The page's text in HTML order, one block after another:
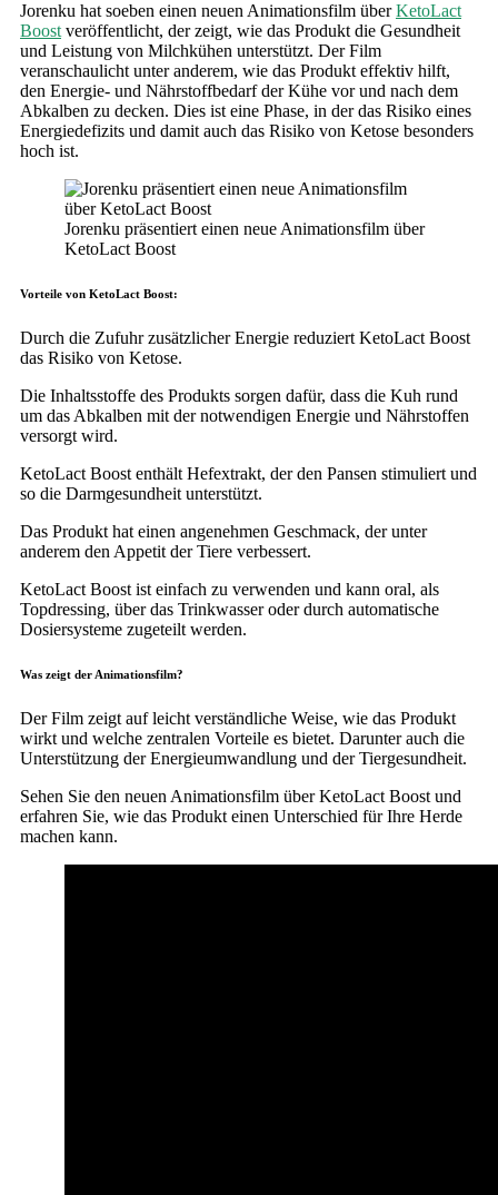
Jorenku hat soeben einen neuen Animationsfilm überKetoLact
Boost veröffentlicht, der zeigt, wie das Produkt die Gesundheit
und Leistung von Milchkühen unterstützt. Der Film
veranschaulicht unter anderem, wie das Produkt effektiv hilft,
den Energie- und Nährstoffbedarf der Kühe vor und nach dem
Abkalben zu decken. Dies ist eine Phase, in der das Risiko eines
Energiedefizits und damit auch das Risiko von Ketose besonders
hoch ist.
Jorenku präsentiert einen neue Animationsfilm über
KetoLact Boost
Vorteile von KetoLact Boost:
Durch die Zufuhr zusätzlicher Energie reduziert KetoLact Boost
das Risiko von Ketose.
Die Inhaltsstoffe des Produkts sorgen dafür, dass die Kuh rund
um das Abkalben mit der notwendigen Energie und Nährstoffen
versorgt wird.
KetoLact Boost enthält Hefextrakt, der den Pansen stimuliert und
so die Darmgesundheit unterstützt.
Das Produkt hat einen angenehmen Geschmack, der unter
anderem den Appetit der Tiere verbessert.
KetoLact Boost ist einfach zu verwenden und kann oral, als
Topdressing, über das Trinkwasser oder durch automatische
Dosiersysteme zugeteilt werden.
Was zeigt der Animationsfilm?
Der Film zeigt auf leicht verständliche Weise, wie das Produkt
wirkt und welche zentralen Vorteile es bietet. Darunter auch die
Unterstützung der Energieumwandlung und der Tiergesundheit.
Sehen Sie den neuen Animationsfilm über KetoLact Boost und
erfahren Sie, wie das Produkt einen Unterschied für Ihre Herde
machen kann.